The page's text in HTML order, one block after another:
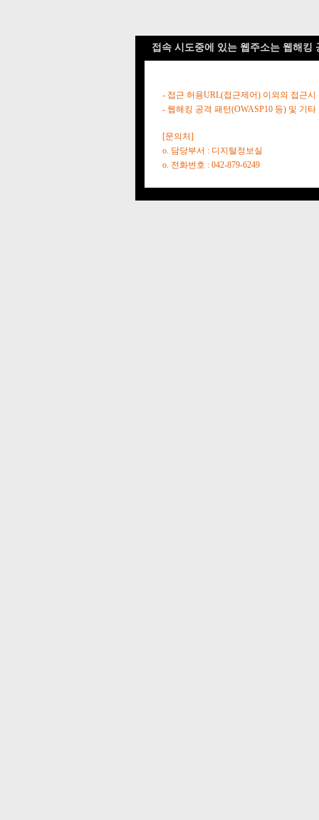
접속 시도중에 있는 웹주소는 웹해킹
- 접근 허용URL(접근제어) 이외의 접근시
- 웹해킹 공격 패턴(OWASP10 등) 및 기
[문의처]
o. 담당부서 : 디지털정보실
o. 전화번호 : 042-879-6249